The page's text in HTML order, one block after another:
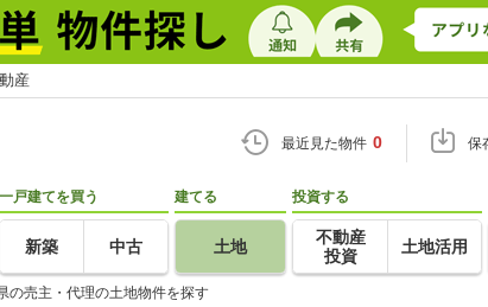
産
最近見た物件 0 保
一戸建てを買う
新築 中古
建てる
土地
投資する
不動産
投資
土地活用
の売主・代理の土地物件を探す